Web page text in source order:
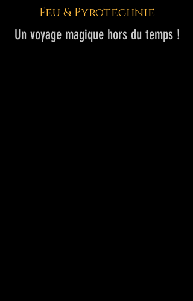
Feu & Pyrotechnie
Un voyage magique hors du temps !